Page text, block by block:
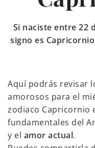
Si naciste entre 22
signo es
Aquí podrás revisar
amorosos para el
zodiaco Capricornio
fundamentales del
y el amor actual.